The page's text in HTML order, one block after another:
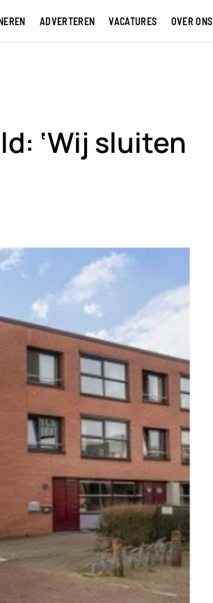
ADVERTEREN VACATURES OVER ONS
‘Wij sluiten